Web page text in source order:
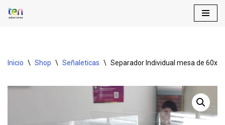
Inicio \ Shop \ Señaleticas \ Separador Individual mesa de